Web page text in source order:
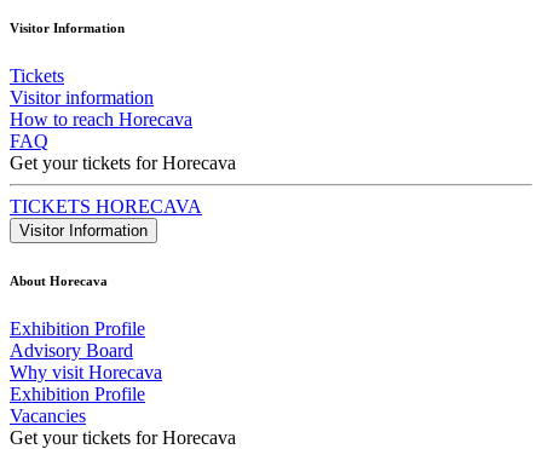
Visitor Information
Tickets
Visitor information
How to reach Horecava
FAQ
Get your tickets for Horecava
TICKETS HORECAVA
Visitor Information
About Horecava
Exhibition Profile
Advisory Board
Why visit Horecava
Exhibition Profile
Vacancies
Get your tickets for Horecava